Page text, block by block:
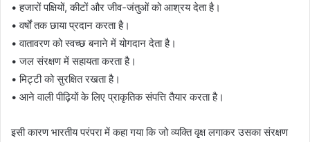
• हजारों पक्षियों, कीटों और जीव-जंतुओं को आश्रय देता है।
• वर्षों तक छाया प्रदान करता है।
• वातावरण को स्वच्छ बनाने में योगदान देता है।
• जल संरक्षण में सहायता करता है।
• मिट्टी को सुरक्षित रखता है।
• आने वाली पीढ़ियों के लिए प्राकृतिक संपत्ति तैयार करता है।
इसी कारण भारतीय परंपरा में कहा गया कि जो व्यक्ति वृक्ष लगाकर उसका संरक्षण